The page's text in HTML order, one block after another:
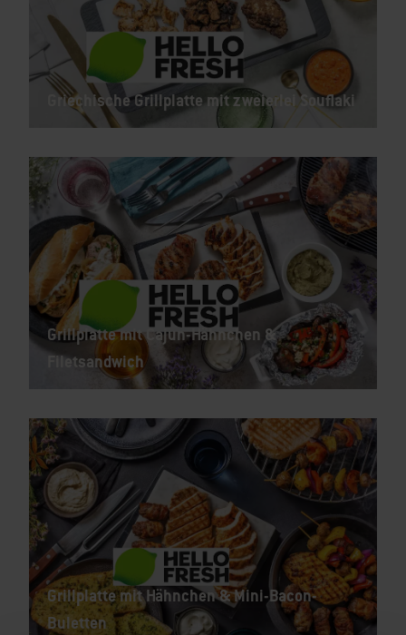
Griechische Grillplatte mit zweierlei Souflaki
Grillplatte mit Cajun-Hähnchen &
Filetsandwich
Grillplatte mit Hähnchen & Mini-Bacon-
Buletten